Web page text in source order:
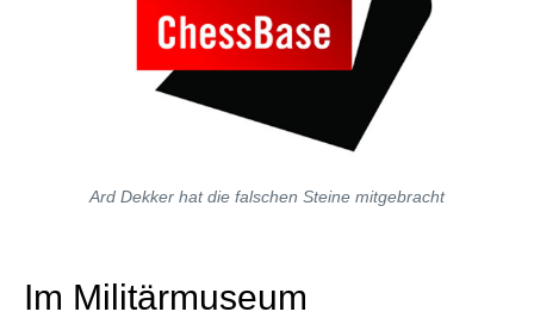
Ard Dekker hat die falschen Steine mitgebracht
Im Militärmuseum